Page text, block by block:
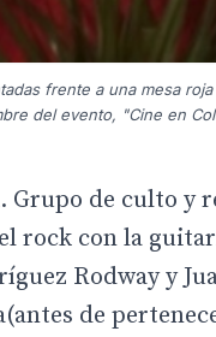
frente a una mesa
del evento, "Cine en
Grupo de culto y
rock con la
Rodway y
de